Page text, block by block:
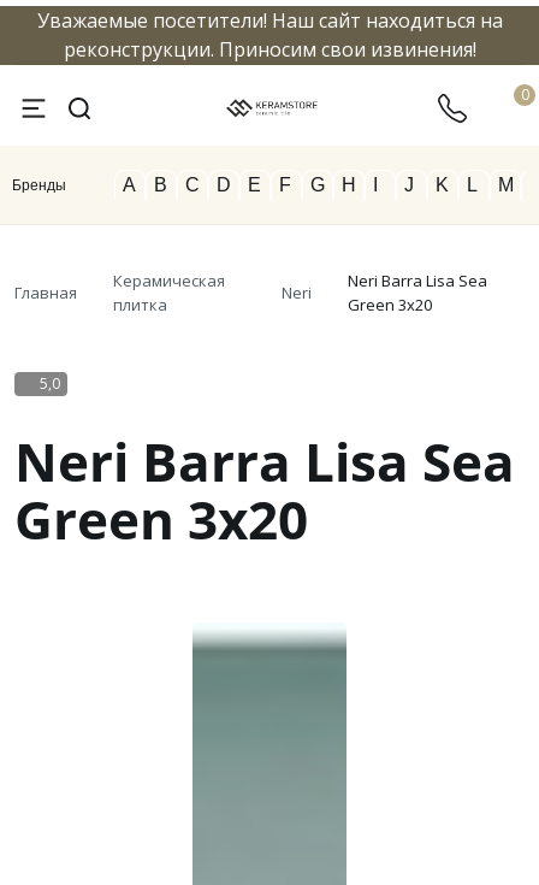
info@keramstore.ru 8 800
Уважаемые посетители! Наш сайт находиться на
реконструкции. Приносим свои извинения!
0
Бренды A B C D E F G H J K L M
Главная
Керамическая
плитка
Neri
Neri Barra Lisa Sea
Green 3x20
5,0
Neri Barra Lisa Sea
Green 3x20